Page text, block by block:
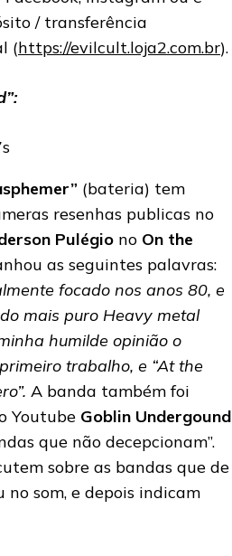
/ transferência
(https://evilcult.loja2.com.br).
(bateria) tem
resenhas publicas no
Pulégio no On the
as seguintes palavras:
focado nos anos 80, e
mais puro Heavy metal
humilde opinião o
trabalho, e “At the
A banda também foi
Youtube Goblin Undergound
que não decepcionam”.
sobre as bandas que de
som, e depois indicam